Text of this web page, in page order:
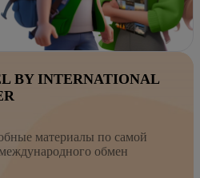
BY INTERNATIONAL
материалы по самой
обмен